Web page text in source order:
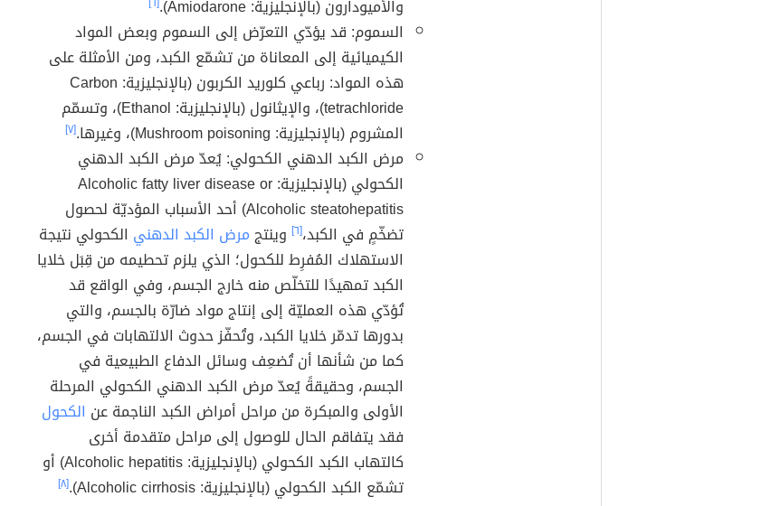
والأميودارون (بالإنجليزية: Amiodarone).
السموم: قد يؤدّي التعرّض إلى السموم وبعض المواد
الكيميائية إلى المعاناة من تشمّع الكبد، ومن الأمثلة على
هذه المواد: رباعي كلوريد الكربون (بالإنجليزية: Carbon
tetrachloride)، والإيثانول (بالإنجليزية: Ethanol)، وتسمّم
المشروم (بالإنجليزية: Mushroom poisoning)، وغيرها.
[٧]
مرض الكبد الدهني الكحولي: يُعدّ مرض الكبد الدهني
الكحولي (بالإنجليزية: Alcoholic fatty liver disease or
Alcoholic steatohepatitis) أحد الأسباب المؤديّة لحصول
تضخّمٍ في الكبد،[٦] وينتجمرض الكبد الدهني الكحولي نتيجة
الاستهلاك المُفرِط للكحول؛ الذي يلزم تحطيمه من قِبَل خلايا
الكبد تمهيدًا للتخلّص منه خارج الجسم، وفي الواقع قد
تُؤدّي هذه العمليّة إلى إنتاج مواد ضارّة بالجسم، والتي
بدورها تدمّر خلايا الكبد، وتُحفّز حدوث الالتهابات في الجسم،
كما من شأنها أن تُضعِف وسائل الدفاع الطبيعية في
الجسم، وحقيقةً يُعدّ مرض الكبد الدهني الكحولي المرحلة
الأولى والمبكرة من مراحل أمراض الكبد الناجمة عن الكحول
فقد يتفاقم الحال للوصول إلى مراحل متقدمة أخرى
كالتهاب الكبد الكحولي (بالإنجليزية: Alcoholic hepatitis) أو
تشمّع الكبد الكحولي (بالإنجليزية: Alcoholic cirrhosis).
[٨]